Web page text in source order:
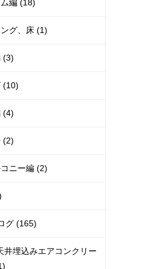
編 (18)
グ、床 (1)
(3)
(10)
(4)
(2)
ニー編 (2)
グ (165)
井埋込みエアコンクリー